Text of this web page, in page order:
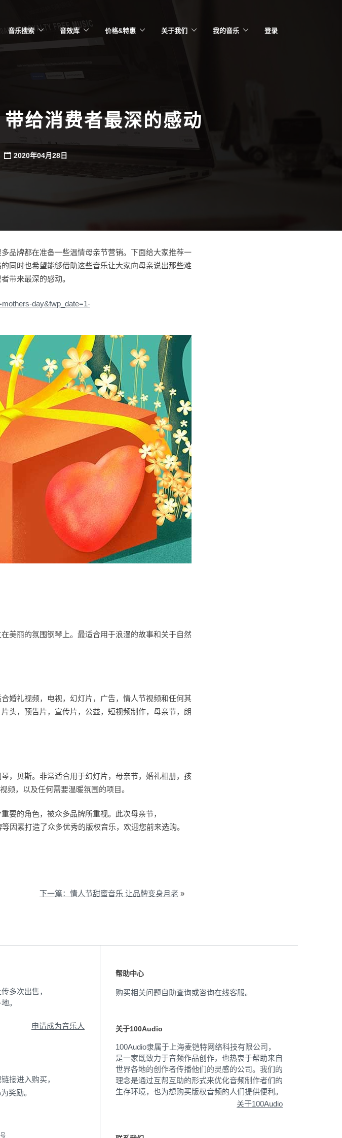
音乐搜索 音效库 价格&特惠 关于我们 我的音乐 登录
给消费者最深的感动
2020年04月28日
品牌都在准备一些温情母亲节营销。下面给大家推荐一
同时也希望能够借助这些音乐让大家向母亲说出那些难
带来最深的感动。
day&fwp_date=1-
美丽的氛围钢琴上。最适合用于浪漫的故事和关于自然
婚礼视频，电视，幻灯片，广告，情人节视频和任何其
头，预告片，宣传片，公益，短视频制作，母亲节，朗
，贝斯。非常适合用于幻灯片，母亲节，婚礼相册，孩
频，以及任何需要温暖氛围的项目。
要的角色，被众多品牌所重视。此次母亲节，
因素打造了众多优秀的版权音乐，欢迎您前来选购。
下一篇：情人节甜蜜音乐 让品牌变身月老 »
多次出售，
。
申请成为音乐人
接进入购买，
奖励。
帮助中心
购买相关问题自助查询或咨询在线客服。
关于100Audio
100Audio隶属于上海麦铠特网络科技有限公司，
是一家既致力于音频作品创作，也热衷于帮助来自
世界各地的创作者传播他们的灵感的公司。我们的
理念是通过互帮互助的形式来优化音频制作者们的
生存环境，也为想购买版权音频的人们提供便利。
关于100Audio